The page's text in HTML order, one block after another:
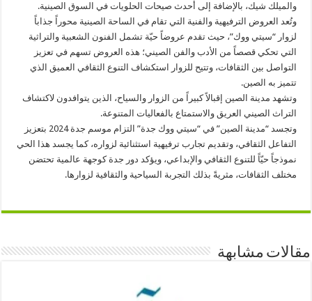
والميلك شيك، بالإضافة إلى أحدث صيحات الحلويات في السوق الصينية.
وتُعد العروض الترفيهية والفنية التي تقام في الساحة الصينية محوراً جذاباً
لزوار “سيتي ووك”، حيث تقدم عروضاً حيّة تشمل الفنون الشعبية والتراثية
التي تحكي قصصاً من الأدب والفن الصيني؛ هذه العروض تسهم في تعزيز
التواصل بين الثقافات، وتتيح للزوار استكشاف التنوع الثقافي العميق الذي
تتميز به الصين.
وتشهد مدينة الصين إقبالاً كبيراً من الزوار والسياح، الذين يتوافدون لاكتشاف
التراث الصيني العريق والاستمتاع بالفعاليات المتنوعة.
وتجسد “مدينة الصين” في “سيتي ووك جدة” التزام موسم جدة 2024 بتعزيز
التفاعل الثقافي، وتقديم تجارب ترفيهية استثنائية لزواره، كما يجسد هذا الحي
نموذجاً حيّاً للتنوع الثقافي والإبداعي، ويؤكد دور جدة كوجهة عالمية تحتضن
مختلف الثقافات، مثريةً بذلك التجربة السياحية والثقافية لزوارها.
مقالات مشابهة